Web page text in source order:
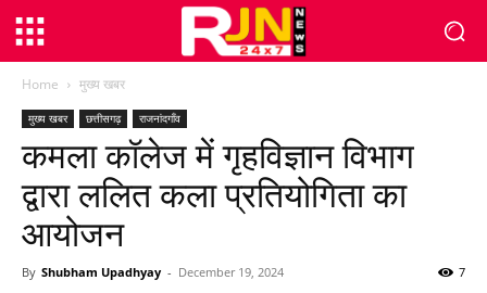
Home मुख्य खबर
मुख्य खबर छत्तीसगढ़ राजनांदगाँव
कमला कॉलेज में गृहविज्ञान विभाग
द्वारा ललित कला प्रतियोगिता का
आयोजन
By Shubham Upadhyay - December 19, 2024 7